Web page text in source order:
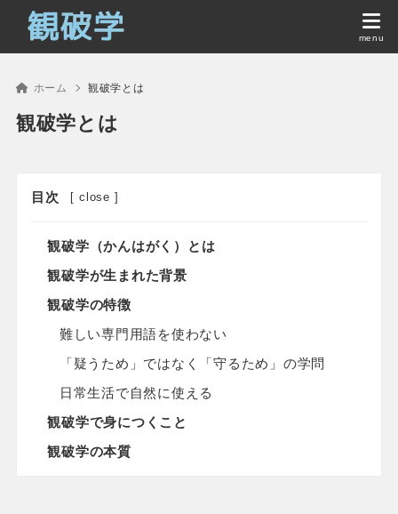
ホーム 観破学とは
観破学とは
目次 [ close ]
観破学（かんはがく）とは
観破学が生まれた背景
観破学の特徴
難しい専門用語を使わない
「疑うため」ではなく「守るため」の学問
日常生活で自然に使える
観破学で身につくこと
観破学の本質